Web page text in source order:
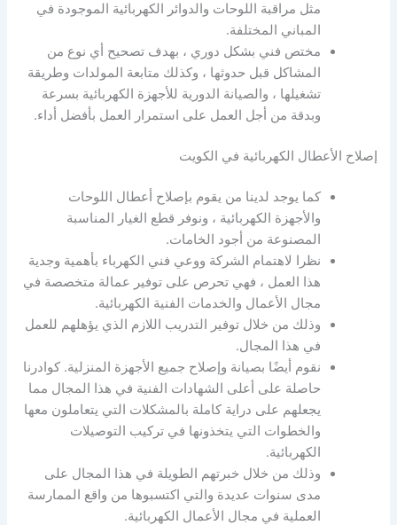
مثل مراقبة اللوحات والدوائر الكهربائية الموجودة في
المباني المختلفة.
مختص فني بشكل دوري ، بهدف تصحيح أي نوع من
المشاكل قبل حدوثها ، وكذلك متابعة المولدات وطريقة
تشغيلها ، والصيانة الدورية للأجهزة الكهربائية بسرعة
وبدقة من أجل العمل على استمرار العمل بأفضل أداء.
إصلاح الأعطال الكهربائية في الكويت
كما يوجد لدينا من يقوم بإصلاح أعطال اللوحات
والأجهزة الكهربائية ، ونوفر قطع الغيار المناسبة
المصنوعة من أجود الخامات.
نظرا لاهتمام الشركة ووعي فني الكهرباء بأهمية وجدية
هذا العمل ، فهي تحرص على توفير عمالة متخصصة في
مجال الأعمال والخدمات الفنية الكهربائية.
وذلك من خلال توفير التدريب اللازم الذي يؤهلهم للعمل
في هذا المجال.
نقوم أيضًا بصيانة وإصلاح جميع الأجهزة المنزلية. كوادرنا
حاصلة على أعلى الشهادات الفنية في هذا المجال مما
يجعلهم على دراية كاملة بالمشكلات التي يتعاملون معها
والخطوات التي يتخذونها في تركيب التوصيلات
الكهربائية.
وذلك من خلال خبرتهم الطويلة في هذا المجال على
مدى سنوات عديدة والتي اكتسبوها من واقع الممارسة
العملية في مجال الأعمال الكهربائية.